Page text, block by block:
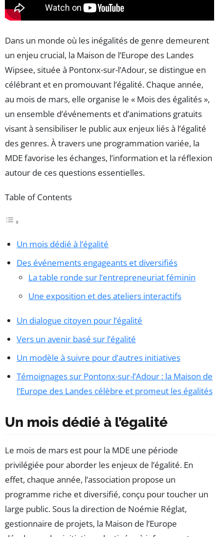
Dans un monde où les inégalités de genre demeurent
un enjeu crucial, la Maison de l’Europe des Landes
Wipsee, située à Pontonx-sur-l’Adour, se distingue en
célébrant et en promouvant l’égalité. Chaque année,
au mois de mars, elle organise le « Mois des égalités »,
un ensemble d’événements et d’animations gratuits
visant à sensibiliser le public aux enjeux liés à l’égalité
des genres. À travers une programmation variée, la
MDE favorise les échanges, l’information et la réflexion
autour de ces questions essentielles.
Table of Contents
Un mois dédié à l’égalité
Des événements engageants et diversifiés
La table ronde sur l’entrepreneuriat féminin
Une exposition et des ateliers interactifs
Un dialogue citoyen pour l’égalité
Vers un avenir basé sur l’égalité
Un modèle à suivre pour d’autres initiatives
Témoignages sur Pontonx-sur-l’Adour : la Maison de
l’Europe des Landes célèbre et promeut les égalités
Un mois dédié à l’égalité
Le mois de mars est pour la MDE une période
privilégiée pour aborder les enjeux de l’égalité. En
effet, chaque année, l’association propose un
programme riche et diversifié, conçu pour toucher un
large public. Sous la direction de Noémie Réglat,
gestionnaire de projets, la Maison de l’Europe